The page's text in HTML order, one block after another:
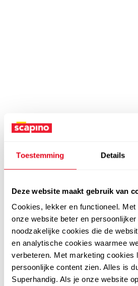
Toestemming Details
Deze website maakt gebruik van
Cookies, lekker en functioneel.
onze website beter en
noodzakelijke cookies die de
en analytische cookies waarmee
verbeteren. Met marketing cookies
persoonlijke content zien. Alles is
Superhandig. Als je onze website